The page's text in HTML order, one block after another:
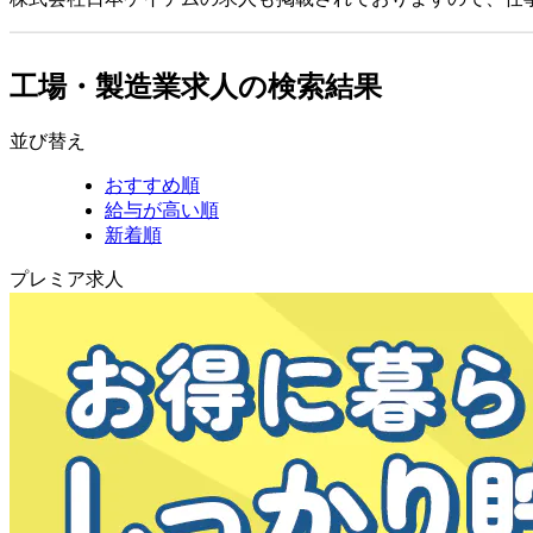
工場・製造業求人の検索結果
並び替え
おすすめ順
給与が高い順
新着順
プレミア求人